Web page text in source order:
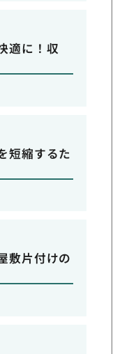
適に！収
短縮するた
敷片付けの